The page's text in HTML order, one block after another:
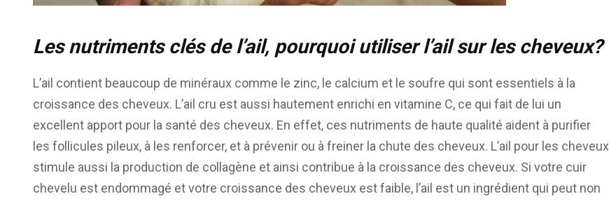
Les nutriments clés de l’ail, pourquoi utiliser l’ail sur les cheveux?
L’ail contient beaucoup de minéraux comme le zinc, le calcium et le soufre qui sont essentiels à la
croissance des cheveux. L’ail cru est aussi hautement enrichi en vitamine C, ce qui fait de lui un
excellent apport pour la santé des cheveux. En effet, ces nutriments de haute qualité aident à purifier
les follicules pileux, à les renforcer, et à prévenir ou à freiner la chute des cheveux. L’ail pour les cheveux
stimule aussi la production de collagène et ainsi contribue à la croissance des cheveux. Si votre cuir
chevelu est endommagé et votre croissance des cheveux est faible, l’ail est un ingrédient qui peut non